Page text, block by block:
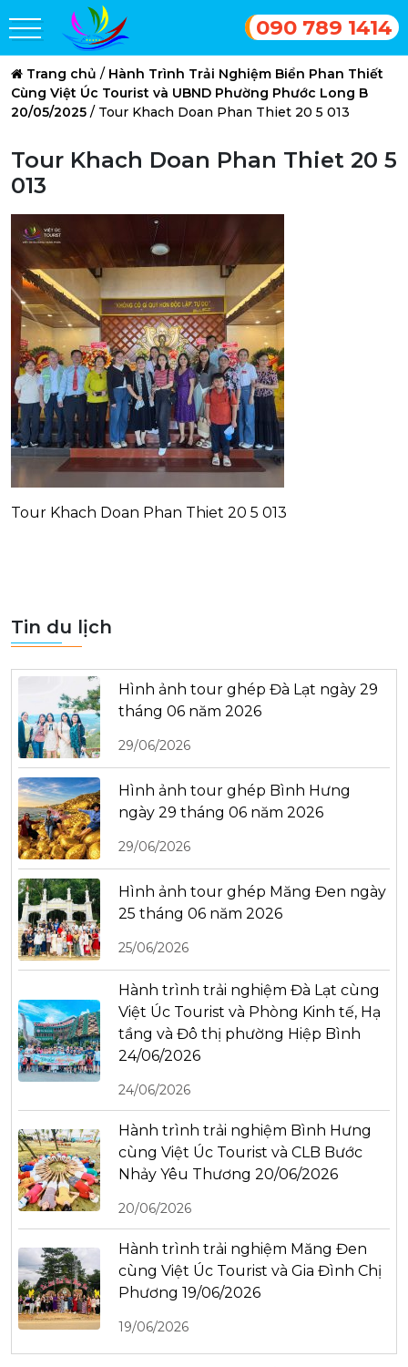
090 789 1414
Trang chủ / Hành Trình Trải Nghiệm Biển Phan Thiết
Cùng Việt Úc Tourist và UBND Phường Phước Long B
20/05/2025 / Tour Khach Doan Phan Thiet 20 5 013
Tour Khach Doan Phan Thiet 20 5
013
Tour Khach Doan Phan Thiet 20 5 013
Tin du lịch
Hình ảnh tour ghép Đà Lạt ngày 29
tháng 06 năm 2026
29/06/2026
Hình ảnh tour ghép Bình Hưng
ngày 29 tháng 06 năm 2026
29/06/2026
Hình ảnh tour ghép Măng Đen ngày
25 tháng 06 năm 2026
25/06/2026
Hành trình trải nghiệm Đà Lạt cùng
Việt Úc Tourist và Phòng Kinh tế, Hạ
tầng và Đô thị phường Hiệp Bình
24/06/2026
24/06/2026
Hành trình trải nghiệm Bình Hưng
cùng Việt Úc Tourist và CLB Bước
Nhảy Yêu Thương 20/06/2026
20/06/2026
Hành trình trải nghiệm Măng Đen
cùng Việt Úc Tourist và Gia Đình Chị
Phương 19/06/2026
19/06/2026